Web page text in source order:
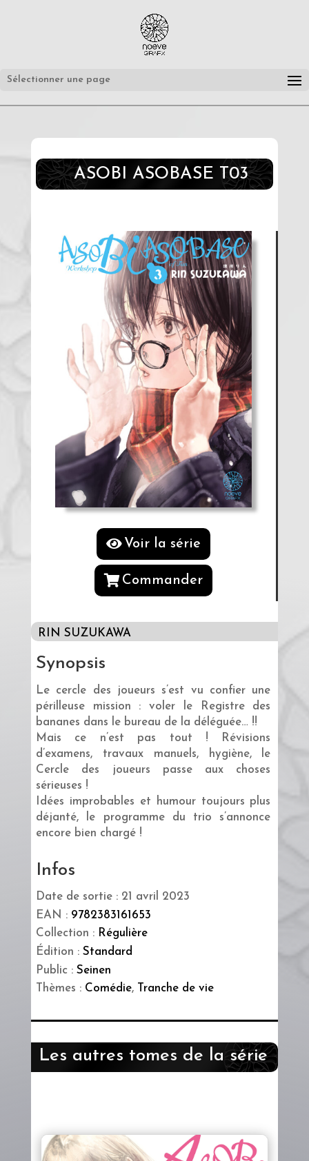
Sélectionner une page
ASOBI ASOBASE T03
Voir la série
Commander
RIN SUZUKAWA
Synopsis
Le cercle des joueurs s’est vu confier une
périlleuse mission : voler le Registre des
bananes dans le bureau de la déléguée… !!
Mais ce n’est pas tout ! Révisions
d’examens, travaux manuels, hygiène, le
Cercle des joueurs passe aux choses
sérieuses !
Idées improbables et humour toujours plus
déjanté, le programme du trio s’annonce
encore bien chargé !
Infos
Date de sortie : 21 avril 2023
EAN : 9782383161653
Collection : Régulière
Édition : Standard
Public : Seinen
Thèmes : Comédie, Tranche de vie
Les autres tomes de la série